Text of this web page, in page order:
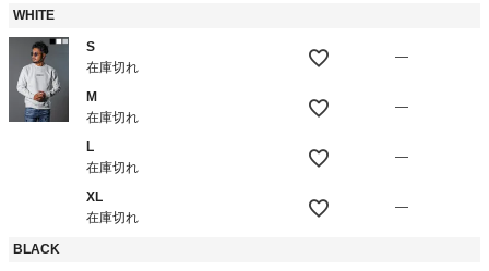
WHITE
S
在庫切れ
—
M
在庫切れ
—
L
在庫切れ
—
XL
在庫切れ
—
BLACK